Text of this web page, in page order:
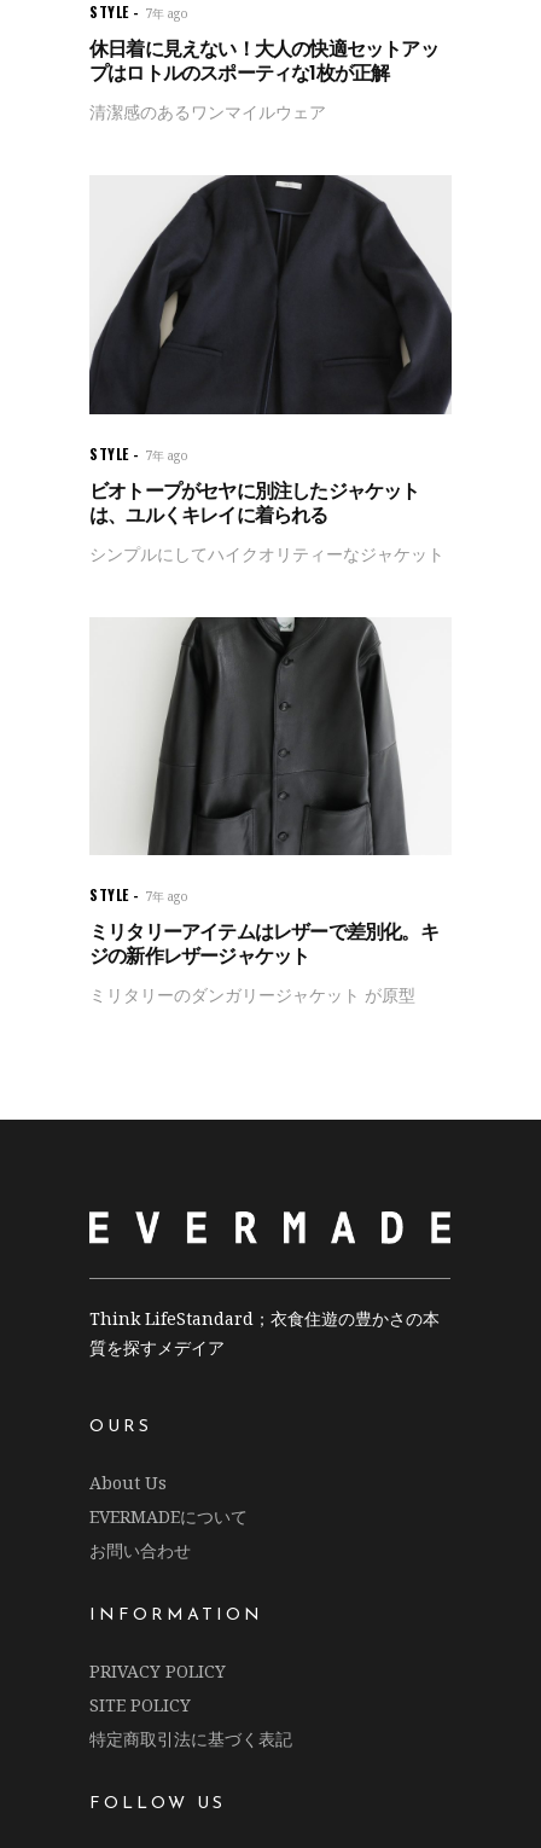
STYLE 7年 ago
休日着に見えない！大人の快適セットアッ
プはロトルのスポーティな1枚が正解
清潔感のあるワンマイルウェア
STYLE 7年 ago
ビオトープがセヤに別注したジャケット
は、ユルくキレイに着られる
シンプルにしてハイクオリティーなジャケット
STYLE 7年 ago
ミリタリーアイテムはレザーで差別化。キ
ジの新作レザージャケット
ミリタリーのダンガリージャケット が原型
Think LifeStandard；衣食住遊の豊かさの本
質を探すメデイア
OURS
About Us
EVERMADEについて
お問い合わせ
INFORMATION
PRIVACY POLICY
SITE POLICY
特定商取引法に基づく表記
FOLLOW US